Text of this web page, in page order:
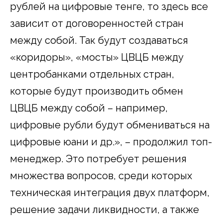
рублей на цифровые тенге, то здесь все
зависит от договоренностей стран
между собой. Так будут создаваться
«коридоры», «мосты» ЦВЦБ между
центробанками отдельных стран,
которые будут производить обмен
ЦВЦБ между собой – например,
цифровые рубли будут обмениваться на
цифровые юани и др.», – продолжил топ-
менеджер. Это потребует решения
множества вопросов, среди которых
техническая интеграция двух платформ,
решение задачи ликвидности, а также